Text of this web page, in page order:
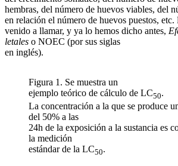
hembras, del número de huevos viables, del
en relación el número de huevos puestos, etc.
venido a llamar, y ya lo hemos dicho antes,
letales o NOEC (por sus siglas
en inglés).
Figura 1. Se muestra un
ejemplo teórico de cálculo de LC50.
La concentración a la que se produce
del 50% a las
24h de la exposición a la sustancia es
la medición
estándar de la LC50.